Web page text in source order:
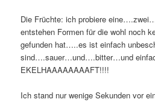
Die Früchte: ich probiere
entstehen Formen für die wohl noch
gefunden hat…..es ist einfach
sind….sauer…und….bitter…und
EKELHAAAAAAAAFT!!!!
Ich stand nur wenige Sekunden vor